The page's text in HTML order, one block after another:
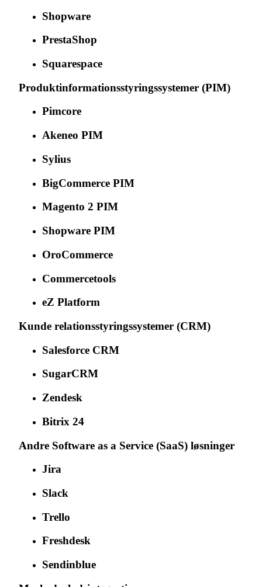
Shopware
PrestaShop
Squarespace
Produktinformationsstyringssystemer (PIM)
Pimcore
Akeneo PIM
Sylius
BigCommerce PIM
Magento 2 PIM
Shopware PIM
OroCommerce
Commercetools
eZ Platform
Kunde relationsstyringssystemer (CRM)
Salesforce CRM
SugarCRM
Zendesk
Bitrix 24
Andre Software as a Service (SaaS) løsninger
Jira
Slack
Trello
Freshdesk
Sendinblue